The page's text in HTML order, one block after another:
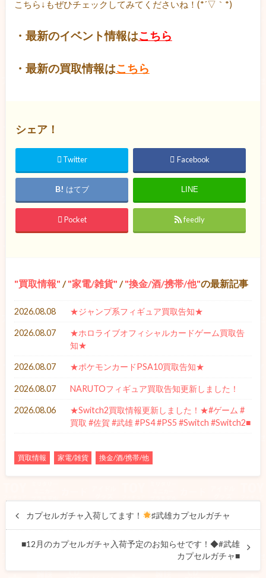
こちら↓もぜひチェックしてみてくださいね！(*´▽｀*)
・最新のイベント情報はこちら
・最新の買取情報はこちら
シェア！
Twitter Facebook
はてブ LINE
Pocket feedly
買取情報 / 家電/雑貨 / 換金/酒/携帯/他 の最新記事
2026.08.08 ★ジャンプ系フィギュア買取告知★
2026.08.07
★ホロライブオフィシャルカードゲーム買取告
知★
2026.08.07 ★ポケモンカードPSA10買取告知★
2026.08.07 NARUTOフィギュア買取告知更新しました！
2026.08.06
★Switch2買取情報更新しました！★#ゲーム #
買取 #佐賀 #武雄 #PS4 #PS5 #Switch #Switch2■
買取情報 家電/雑貨 換金/酒/携帯/他
カプセルガチャ入荷してます！ ♯武雄カプセルガチャ
■12月のカプセルガチャ入荷予定のお知らせです！◆#武雄
カプセルガチャ■